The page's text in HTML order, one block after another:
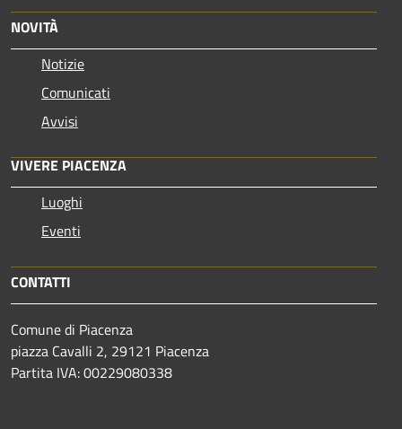
NOVITÀ
Notizie
Comunicati
Avvisi
VIVERE PIACENZA
Luoghi
Eventi
CONTATTI
Comune di Piacenza
piazza Cavalli 2, 29121 Piacenza
Partita IVA: 00229080338